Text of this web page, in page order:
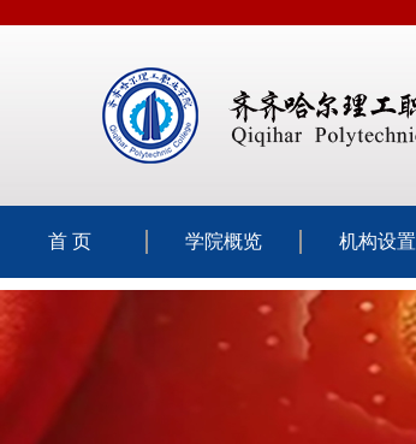
首 页 学院概览 机构设置